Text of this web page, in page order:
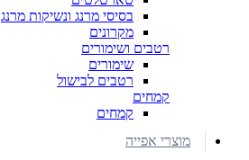
בסיסי מרנג ונשיקות מרנג
מקרונים
רטבים ושימורים
שימורים
רטבים לבישול
קמחים
קמחים
מוצרי אפייה